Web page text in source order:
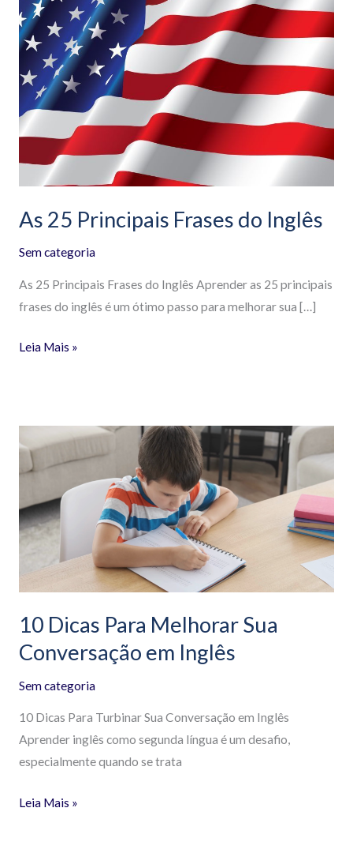
As 25 Principais Frases do Inglês
Sem categoria
As 25 Principais Frases do Inglês Aprender as 25 principais
frases do inglês é um ótimo passo para melhorar sua […]
25
Principais
Frases
do
Inglês
Leia Mais »
10 Dicas Para Melhorar Sua
Conversação em Inglês
Sem categoria
10 Dicas Para Turbinar Sua Conversação em Inglês
Aprender inglês como segunda língua é um desafio,
especialmente quando se trata
Dicas
Melhorar
Sua
Conversação
Inglês
Leia Mais »